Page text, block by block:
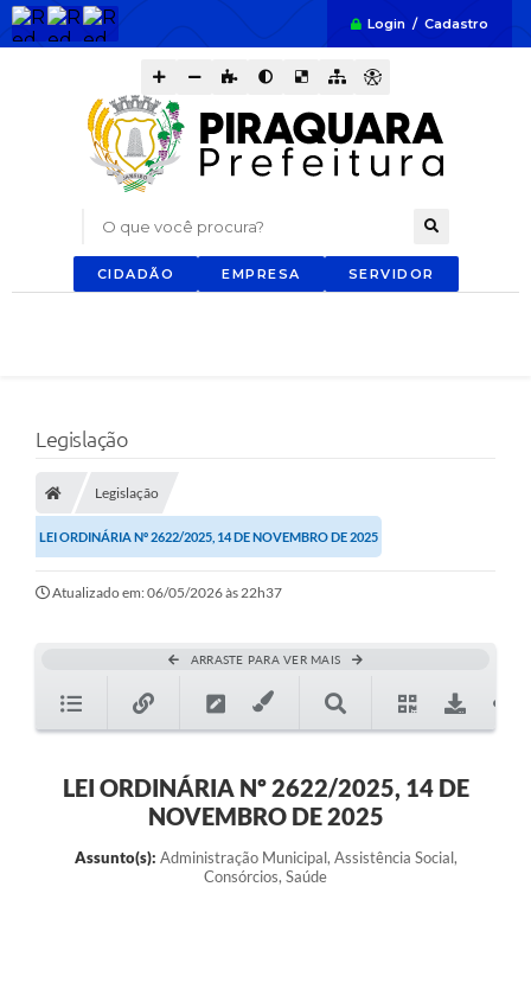
Login / Cadastro
O que você procura?
CIDADÃO EMPRESA SERVIDOR
Legislação
Legislação
LEI ORDINÁRIA Nº 2622/2025, 14 DE NOVEMBRO DE 2025
Atualizado em: 06/05/2026 às 22h37
ARRASTE PARA VER MAIS
LEI ORDINÁRIA Nº 2622/2025, 14 DE
NOVEMBRO DE 2025
Assunto(s): Administração Municipal, Assistência Social,
Consórcios, Saúde